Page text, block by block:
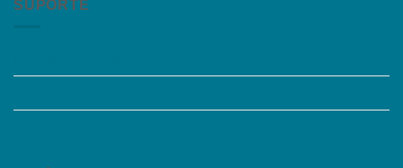
SUPORTE